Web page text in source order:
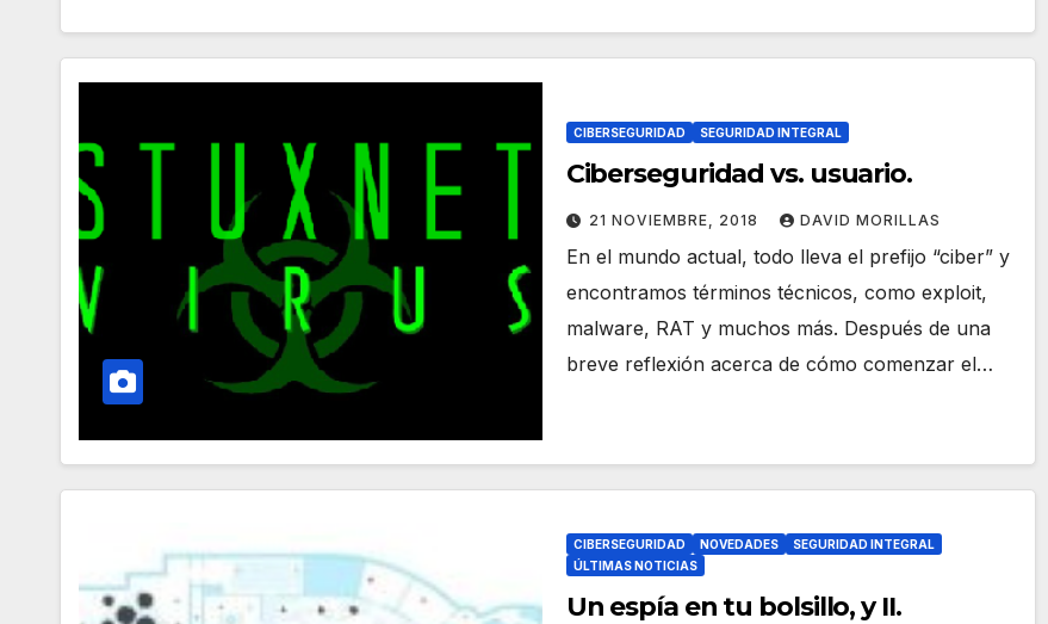
CIBERSEGURIDAD SEGURIDAD INTEGRAL
Ciberseguridad vs. usuario.
21 NOVIEMBRE, 2018 DAVID MORILLAS
En el mundo actual, todo lleva el prefijo “ciber” y
encontramos términos técnicos, como exploit,
malware, RAT y muchos más. Después de una
breve reflexión acerca de cómo comenzar el…
CIBERSEGURIDAD NOVEDADES
SEGURIDAD INTEGRAL
ÚLTIMAS NOTICIAS
Un espía en tu bolsillo, y II.